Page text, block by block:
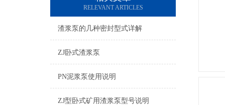
RELEVANT ARTICLES
渣浆泵的几种密封型式详解
ZJ卧式渣浆泵
PN泥浆泵使用说明
ZJ型卧式矿用渣浆泵型号说明